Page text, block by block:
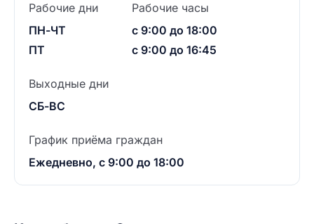
Рабочие дни
ПН-ЧТ
ПТ
Рабочие часы
с 9:00 до 18:00
с 9:00 до 16:45
Выходные дни
СБ-ВС
График приёма граждан
Ежедневно, с 9:00 до 18:00